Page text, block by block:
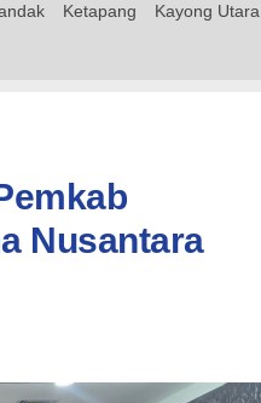
Ketapang Kayong Utara
Nusantara